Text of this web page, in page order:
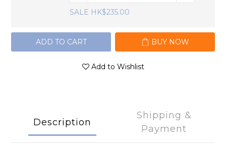
SALE HK$235.00
ADD TO CART BUY NOW
Add to Wishlist
Description
Shipping &
Payment